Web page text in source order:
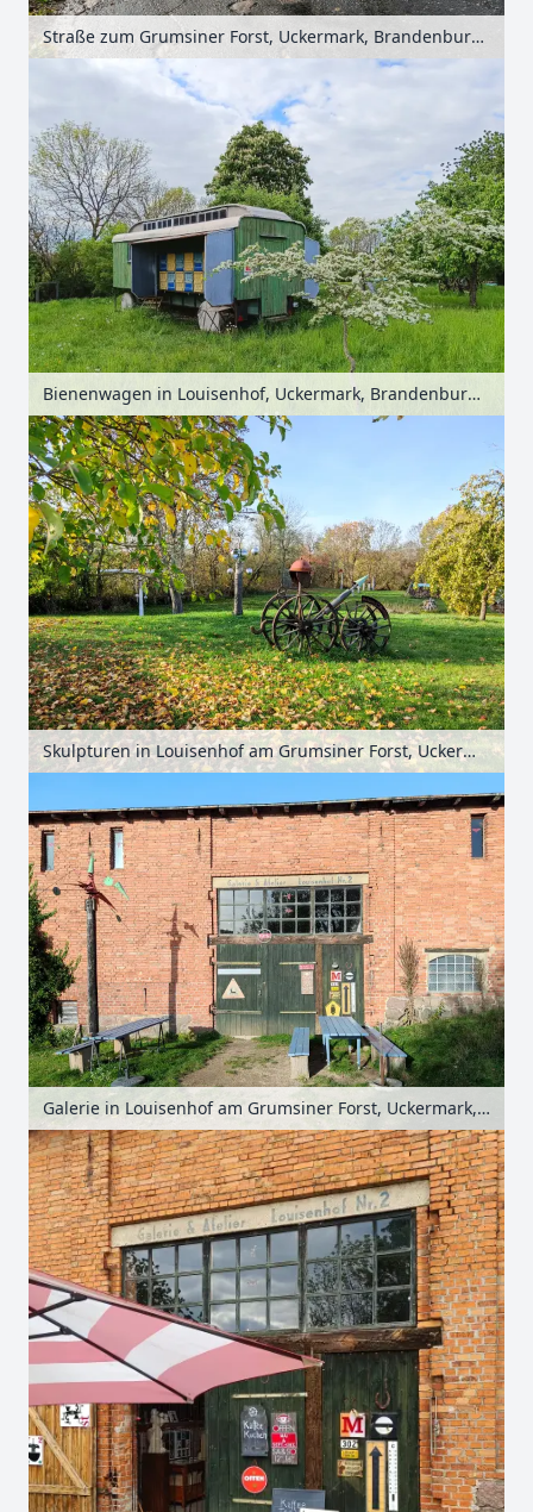
Straße zum Grumsiner Forst, Uckermark, Brandenburg, Deutschland
Bienenwagen in Louisenhof, Uckermark, Brandenburg, Deutschland
Skulpturen in Louisenhof am Grumsiner Forst, Uckermark, Brandenburg, Deutschland
Galerie in Louisenhof am Grumsiner Forst, Uckermark, Brandenburg, Deutschland